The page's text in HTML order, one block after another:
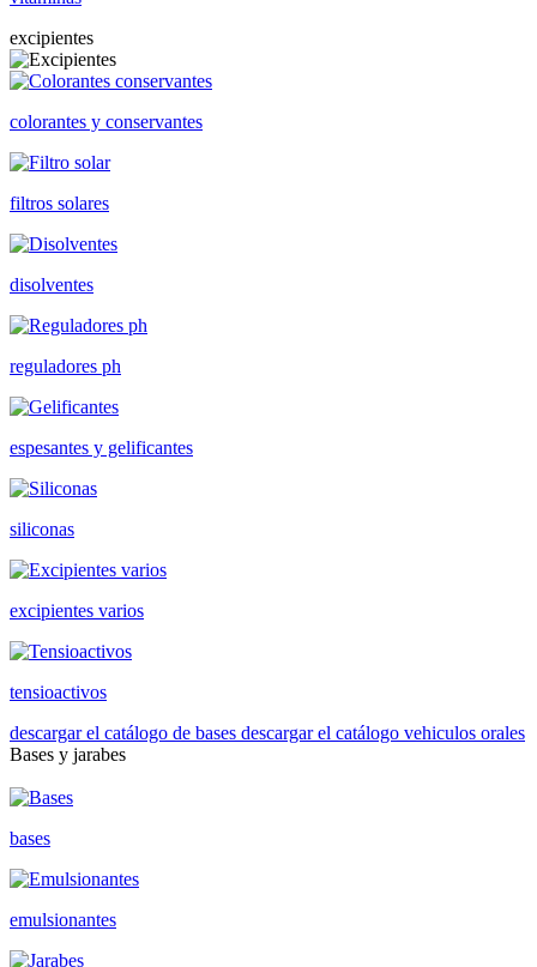
excipientes
colorantes y conservantes
filtros solares
disolventes
reguladores ph
espesantes y gelificantes
siliconas
excipientes varios
tensioactivos
descargar el catálogo de bases descargar el catálogo vehiculos orales
Bases y jarabes
bases
emulsionantes